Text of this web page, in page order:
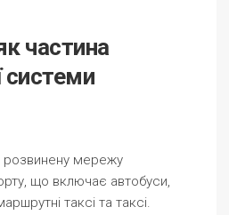
частина
системи
мережу
що включає автобуси,
таксі та таксі.